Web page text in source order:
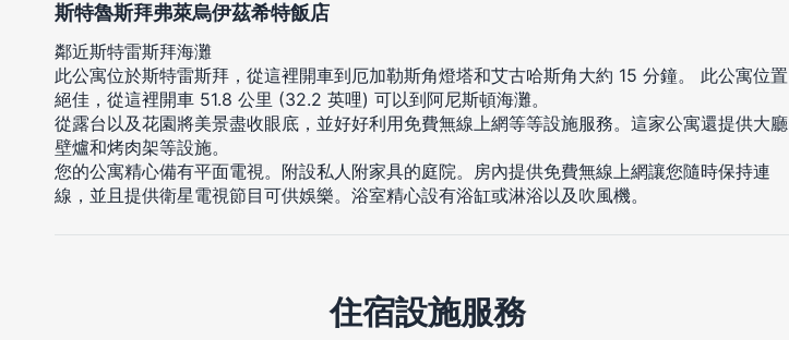
斯特魯斯拜弗萊烏伊茲希特飯店
鄰近斯特雷斯拜海灘
此公寓位於斯特雷斯拜，從這裡開車到厄加勒斯角燈塔和艾古哈斯角大約 15 分鐘。 此公寓位置
絕佳，從這裡開車 51.8 公里 (32.2 英哩) 可以到阿尼斯頓海灘。
從露台以及花園將美景盡收眼底，並好好利用免費無線上網等等設施服務。這家公寓還提供大廳
壁爐和烤肉架等設施。
您的公寓精心備有平面電視。附設私人附家具的庭院。房內提供免費無線上網讓您隨時保持連
線，並且提供衛星電視節目可供娛樂。浴室精心設有浴缸或淋浴以及吹風機。
住宿設施服務